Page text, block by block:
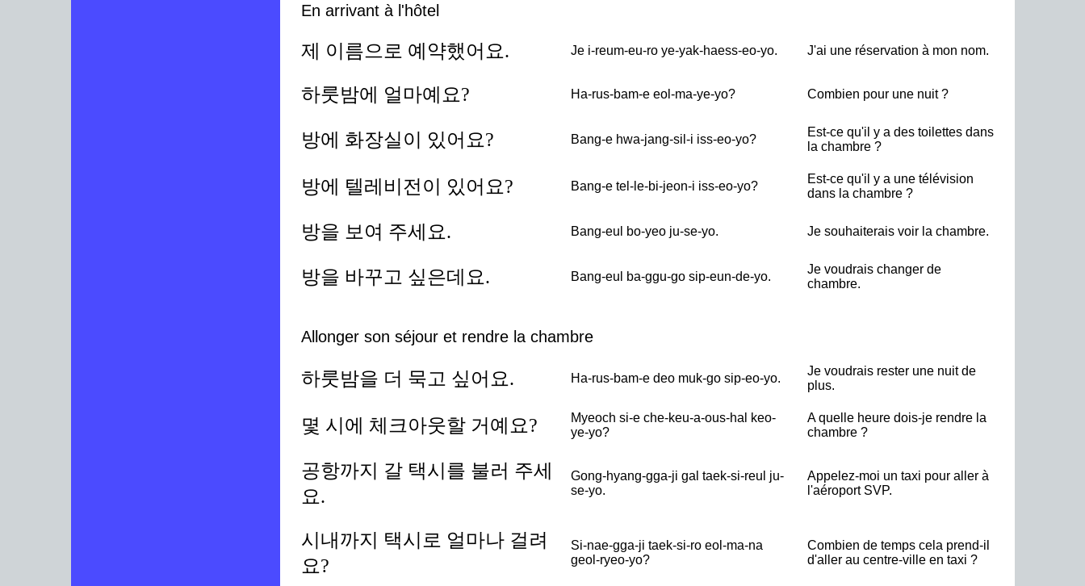
En arrivant à l'hôtel
제 이름으로 예약했어요. Je i-reum-eu-ro ye-yak-haess-eo-yo. J'ai une réservation à mon nom.
하룻밤에 얼마예요? Ha-rus-bam-e eol-ma-ye-yo? Combien pour une nuit ?
방에 화장실이 있어요? Bang-e hwa-jang-sil-i iss-eo-yo?
Est-ce qu'il y a des toilettes dans
la chambre ?
방에 텔레비전이 있어요? Bang-e tel-le-bi-jeon-i iss-eo-yo?
Est-ce qu'il y a une télévision
dans la chambre ?
방을 보여 주세요. Bang-eul bo-yeo ju-se-yo. Je souhaiterais voir la chambre.
방을 바꾸고 싶은데요. Bang-eul ba-ggu-go sip-eun-de-yo.
Je voudrais changer de
chambre.
Allonger son séjour et rendre la chambre
하룻밤을 더 묵고 싶어요. Ha-rus-bam-e deo muk-go sip-eo-yo.
Je voudrais rester une nuit de
plus.
몇 시에 체크아웃할 거예요?
Myeoch si-e che-keu-a-ous-hal keo-
ye-yo?
A quelle heure dois-je rendre la
chambre ?
공항까지 갈 택시를 불러 주세
요.
Gong-hyang-gga-ji gal taek-si-reul ju-
se-yo.
Appelez-moi un taxi pour aller à
l'aéroport SVP.
시내까지 택시로 얼마나 걸려
요?
Si-nae-gga-ji taek-si-ro eol-ma-na
geol-ryeo-yo?
Combien de temps cela prend-il
d'aller au centre-ville en taxi ?